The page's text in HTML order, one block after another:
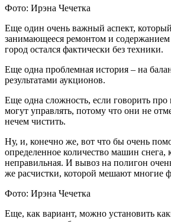
Фото: Ирэна Чечетка
Еще один очень важный аспект,
занимающееся ремонтом и содержанием
город остался фактически без техники.
Еще одна проблемная история – на
результатами аукционов.
Еще одна сложность, если говорить про
могут управлять, потому что они не
нечем чистить.
Ну, и, конечно же, вот что бы очень
определенное количество машин
неправильная. И вывоз на полигон
же расчистки, которой мешают многие
Фото: Ирэна Чечетка
Еще, как вариант, можно установить